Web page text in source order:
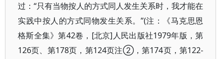
过：“只有当物按人的方式同人发生关系时，我才能在
实践中按人的方式同物发生关系。”(注：《马克思恩
格斯全集》第42卷，[北京]人民出版社1979年版，第
126页、第178页，第124页注②，第174页，第122-